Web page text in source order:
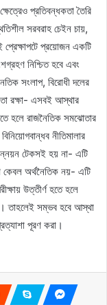
প্রতিবন্ধকতা তৈরি
সরবরাহ চেইন চায়,
প্রেক্ষাপটে প্রয়োজন একটি
নিশ্চিত হবে এবং
সংলাপ, বিরোধী দলের
রক্ষা- এসবই আস্থার
হলে রাজনৈতিক সমঝোতার
নীতিমালার
টেকসই হয় না- এটি
কেবল অর্থনৈতিক নয়- এটি
উত্তীর্ণ হতে হলে
তাহলেই সম্ভব হবে আস্থা
পূরণ করা।